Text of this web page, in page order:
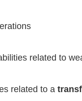
related to
related to a